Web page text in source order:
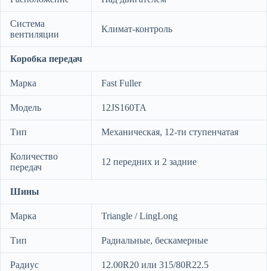
Система
вентиляции
Климат-контроль
Коробка передач
Марка Fast Fuller
Модель 12JS160TA
Тип Механическая, 12-ти ступенчатая
Количество
передач
12 передних и 2 задние
Шины
Марка Triangle / LingLong
Тип Радиальные, бескамерные
Радиус 12.00R20 или 315/80R22.5